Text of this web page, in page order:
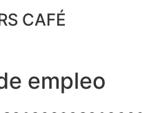
CAFÉ
empleo